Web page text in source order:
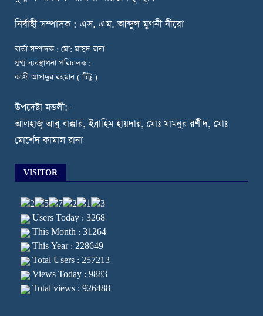
নির্বাহী সম্পাদক : এস. এম. আব্দুল মুগনী নীরো
বার্তা সম্পাদক : মো: মাসুদ রানা
যুগ্ম-ব্যবস্থাপনা পরিচালক :
কাজী আসাদুর রহমান ( টিটু )
উপদেষ্টা মন্ডলী:-
আলহাজ্ব আবু বাক্কার, ইব্রাহিম হায়দার, মোঃ মামনুর রশীদ, মোঃ
মোর্শেদ কামাল রানা
VISITOR
Users Today : 3268
This Month : 31264
This Year : 228649
Total Users : 257213
Views Today : 9883
Total views : 926488